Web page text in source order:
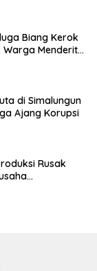
Biang Kerok
Menderita,
di Simalungun
Ajang Korupsi
Rusak